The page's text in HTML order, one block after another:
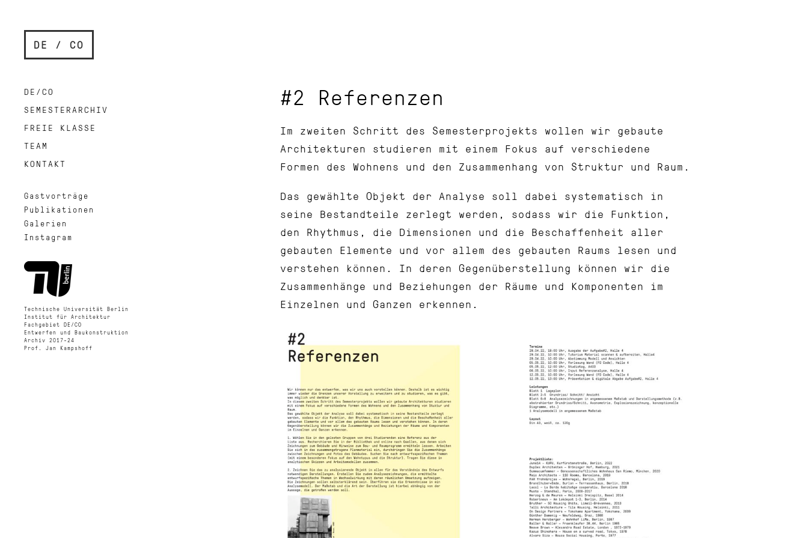
DE / CO
DE/CO
SEMESTERARCHIV
FREIE KLASSE
TEAM
KONTAKT
Gastvorträge
Publikationen
Galerien
Instagram
Technische Universität Berlin
Institut für Architektur
Fachgebiet DE/CO
Entwerfen und Baukonstruktion
Archiv 2017-24
Prof. Jan Kampshoff
#2 Referenzen
Im zweiten Schritt des Semesterprojekts wollen wir gebaute
Architekturen studieren mit einem Fokus auf verschiedene
Formen des Wohnens und den Zusammenhang von Struktur und Raum.
Das gewählte Objekt der Analyse soll dabei systematisch in
seine Bestandteile zerlegt werden, sodass wir die Funktion,
den Rhythmus, die Dimensionen und die Beschaffenheit aller
gebauten Elemente und vor allem des gebauten Raums lesen und
verstehen können. In deren Gegenüberstellung können wir die
Zusammenhänge und Beziehungen der Räume und Komponenten im
Einzelnen und Ganzen erkennen.